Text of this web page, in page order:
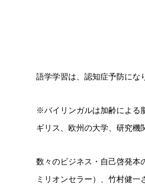
語学学習は、認知症予防にな
※バイリンガルは加齢による
ギリス、欧州の大学、研究機
数々のビジネス・自己啓発本
ミリオンセラー）、竹村健一